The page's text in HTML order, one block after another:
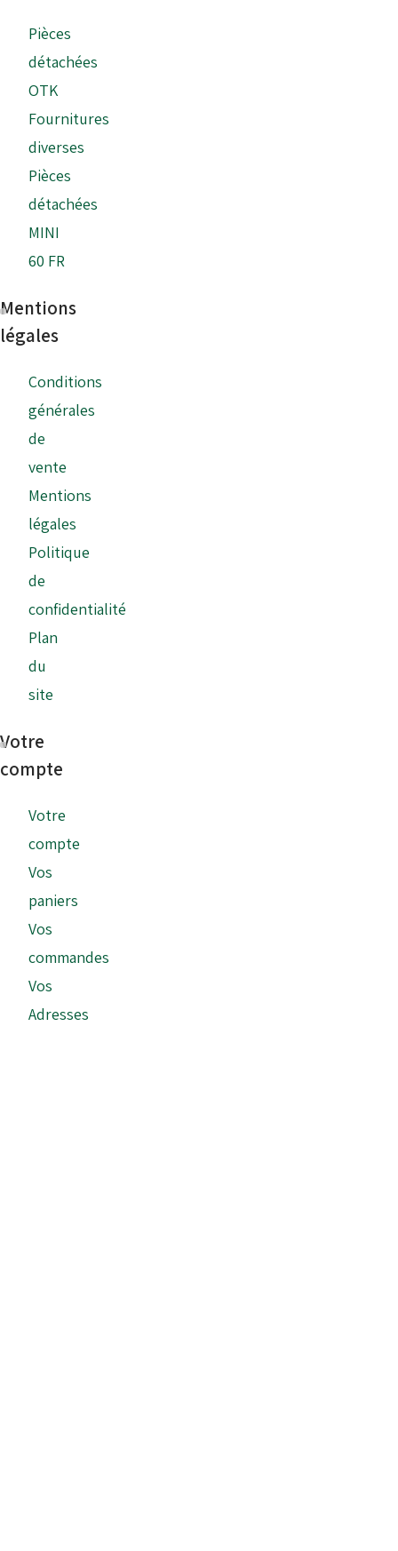
Pièces
détachées
OTK
Fournitures
diverses
Pièces
détachées
MINI
60 FR
Mentions
légales
Conditions
générales
de
vente
Mentions
légales
Politique
de
confidentialité
Plan
du
site
Votre
compte
Votre
compte
Vos
paniers
Vos
commandes
Vos
Adresses